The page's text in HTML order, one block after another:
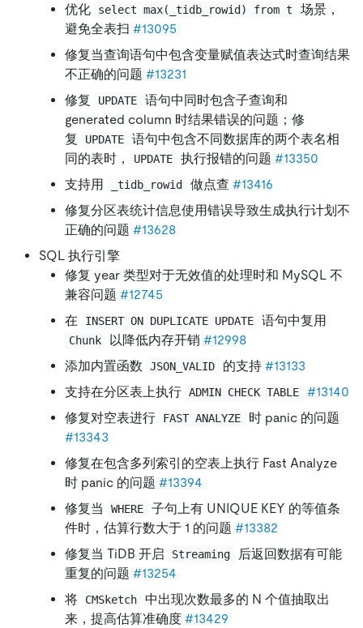
优化
select max(_tidb_rowid) from t
场景，
避免全表扫 #13095
修复当查询语句中包含变量赋值表达式时查询结果
不正确的问题 #13231
修复
UPDATE
语句中同时包含子查询和
generated column 时结果错误的问题；修
复
UPDATE
语句中包含不同数据库的两个表名相
同的表时，
UPDATE 执行报错的问题 #13350
支持用
_tidb_rowid 做点查 #13416
修复分区表统计信息使用错误导致生成执行计划不
正确的问题 #13628
SQL 执行引擎
修复 year 类型对于无效值的处理时和 MySQL 不
兼容问题 #12745
在
INSERT ON DUPLICATE UPDATE 语句中复用
Chunk 以降低内存开销 #12998
添加内置函数
JSON_VALID 的支持 #13133
支持在分区表上执行 ADMIN CHECK TABLE
#13140
修复对空表进行
FAST ANALYZE
时 panic 的问题
#13343
修复在包含多列索引的空表上执行 Fast Analyze
时 panic 的问题 #13394
修复当
WHERE
子句上有 UNIQUE KEY 的等值条
件时，估算行数大于 1 的问题 #13382
修复当 TiDB 开启
Streaming
后返回数据有可能
重复的问题 #13254
将
CMSketch
中出现次数最多的 N 个值抽取出
来，提高估算准确度 #13429